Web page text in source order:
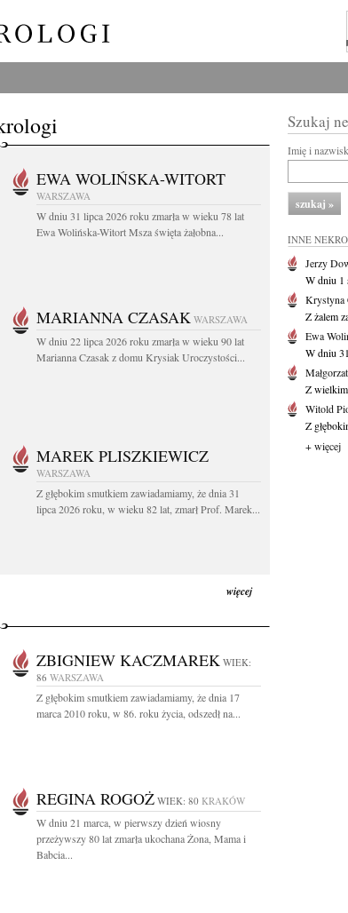
EWA WOLIŃSKA-WITORT
WARSZAWA
W dniu 31 lipca 2026 roku zmarła w wieku 78 lat
Ewa Wolińska-Witort Msza święta żałobna...
MARIANNA CZASAK WARSZAWA
W dniu 22 lipca 2026 roku zmarła w wieku 90 lat
Marianna Czasak z domu Krysiak Uroczystości...
MAREK PLISZKIEWICZ
WARSZAWA
Z głębokim smutkiem zawiadamiamy, że dnia 31
lipca 2026 roku, w wieku 82 lat, zmarł Prof. Marek...
więcej
ZBIGNIEW KACZMAREK WIEK:
86 WARSZAWA
Z głębokim smutkiem zawiadamiamy, że dnia 17
marca 2010 roku, w 86. roku życia, odszedł na...
REGINA ROGOŻ WIEK: 80 KRAKÓW
W dniu 21 marca, w pierwszy dzień wiosny
przeżywszy 80 lat zmarła ukochana Żona, Mama i
Babcia...
Szukaj
Imię i
INNE
Jerzy
W dniu 1
Krystyna
Z żalem
Ewa
W dniu
Z wielkim
Witold
Z
+ więcej